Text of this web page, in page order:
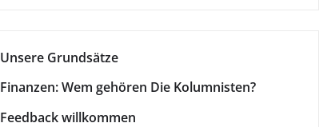
Unsere Grundsätze
Finanzen: Wem gehören Die Kolumnisten?
Feedback willkommen